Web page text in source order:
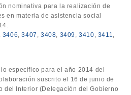
nominativa para la realización de
en materia de asistencia social
, 3406,3407 , 3408, 3409 ,3410, 3411,
específico para el año 2014 del
suscrito el 16 de junio de
del Interior (Delegación del Gobierno